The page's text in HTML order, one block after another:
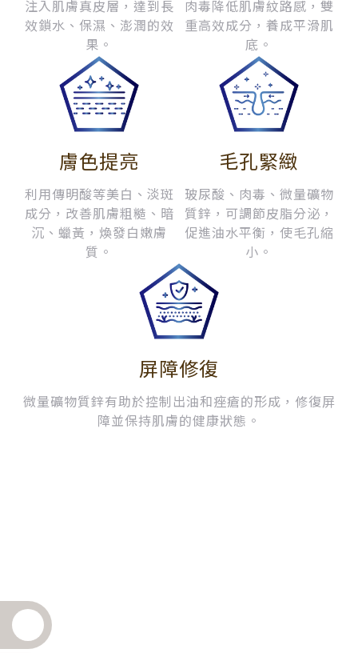
注入肌膚真皮層，達到長
效鎖水、保濕、澎潤的效
果。
肉毒降低肌膚紋路感，雙
重高效成分，養成平滑肌
底。
膚色提亮
利用傳明酸等美白、淡斑
成分，改善肌膚粗糙、暗
沉、蠟黃，煥發白嫩膚
質。
毛孔緊緻
玻尿酸、肉毒、微量礦物
質鋅，可調節皮脂分泌，
促進油水平衡，使毛孔縮
小。
屏障修復
微量礦物質鋅有助於控制出油和痤瘡的形成，修復屏
障並保持肌膚的健康狀態。